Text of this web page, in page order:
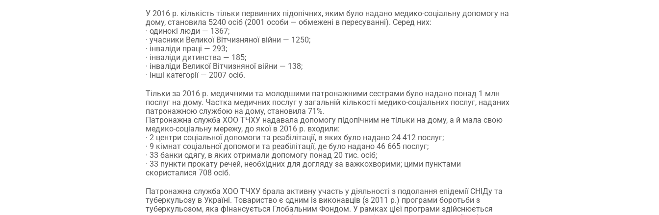
У 2016 р. кількість тільки первинних підопічних, яким було надано медико-соціальну допомогу на
дому, становила 5240 осіб (2001 особи — обмежені в пересуванні). Серед них:
· одинокі люди — 1367;
· учасники Великої Вітчизняної війни — 1250;
· інваліди праці — 293;
· інваліди дитинства — 185;
· інваліди Великої Вітчизняної війни — 138;
· інші категорії — 2007 осіб.
Тільки за 2016 р. медичними та молодшими патронажними сестрами було надано понад 1 млн
послуг на дому. Частка медичних послуг у загальній кількості медико-соціальних послуг, наданих
патронажною службою на дому, становила 71%.
Патронажна служба ХОО ТЧХУ надавала допомогу підопічним не тільки на дому, а й мала свою
медико-соціальну мережу, до якої в 2016 р. входили:
· 2 центри соціальної допомоги та реабілітації, в яких було надано 24 412 послуг;
· 9 кімнат соціальної допомоги та реабілітації, де було надано 46 665 послуг;
· 33 банки одягу, в яких отримали допомогу понад 20 тис. осіб;
· 33 пункти прокату речей, необхідних для догляду за важкохворими; цими пунктами
скористалися 708 осіб.
Патронажна служба ХОО ТЧХУ брала активну участь у діяльності з подолання епідемії СНІДу та
туберкульозу в Україні. Товариство є одним із виконавців (з 2011 р.) програми боротьби з
туберкульозом, яка фінансується Глобальним Фондом. У рамках цієї програми здійснюється